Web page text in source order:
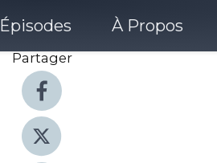
Épisodes À Propos
Partager